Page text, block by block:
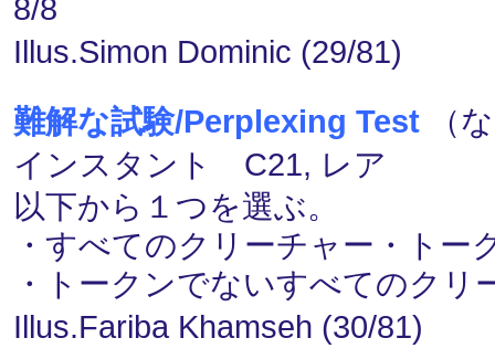
8/8
Illus.Simon Dominic (29/81)
難解な試験/Perplexing Test （
インスタント C21, レア
以下から１つを選ぶ。
・すべてのクリーチャー・ト
・トークンでないすべてのク
Illus.Fariba Khamseh (30/81)